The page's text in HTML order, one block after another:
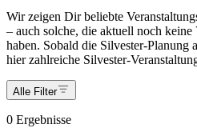
Wir zeigen Dir beliebte
– auch solche, die aktuell noch
haben. Sobald die Silvester-Planung
hier zahlreiche Silvester-
Alle Filter
0 Ergebnisse